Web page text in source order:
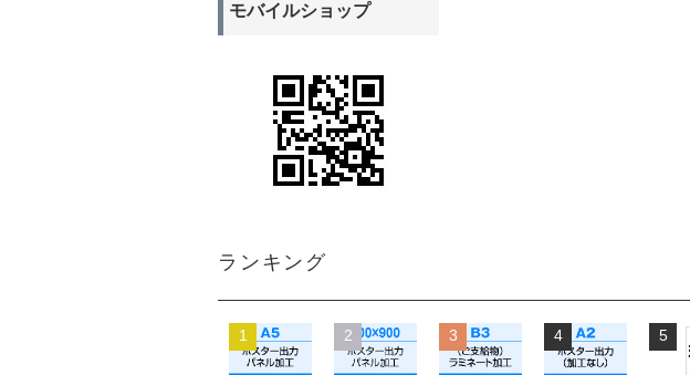
モバイルショップ
ランキング
1 2 3 4 5